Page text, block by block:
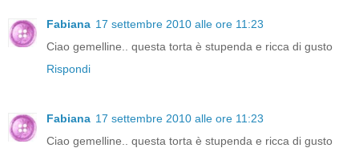
Fabiana 17 settembre 2010 alle ore 11:23
Ciao gemelline.. questa torta è stupenda e ricca di gusto
Rispondi
Fabiana 17 settembre 2010 alle ore 11:23
Ciao gemelline.. questa torta è stupenda e ricca di gusto